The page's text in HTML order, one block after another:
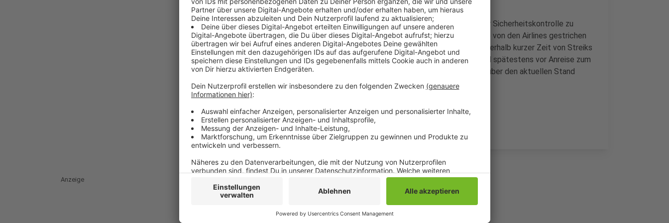
Deshalb ist wieder mit Beeinträchtigungen vor allen Dingen an der Sicherheitskontrolle zu
rechnen. Voraussichtlich muss ein großer Teil der geplanten Flüge von den Airlines gestrichen
werden. Der Düsseldorfer Flughafen ist damit zum dritten Mal innerhalb kurzer Zeit von Streiks
betroffen. Alle Passagiere werden gebeten, sich schon heute und spätestens vor Anreise zum
Flughafen unbedingt bei ihrer Airline oder dem Reiseveranstalter über den aktuellen Stand
ihres Fluges zu informieren.
Anzeige